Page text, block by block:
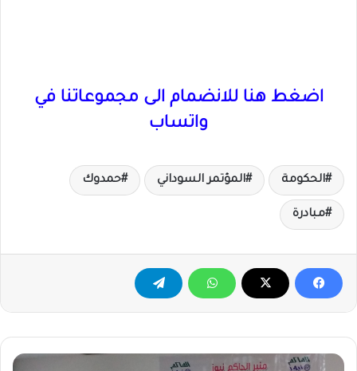
اضغط هنا للانضمام الى مجموعاتنا في
واتساب
الحكومة المؤتمر السوداني حمدوك
مبادرة
الطيران